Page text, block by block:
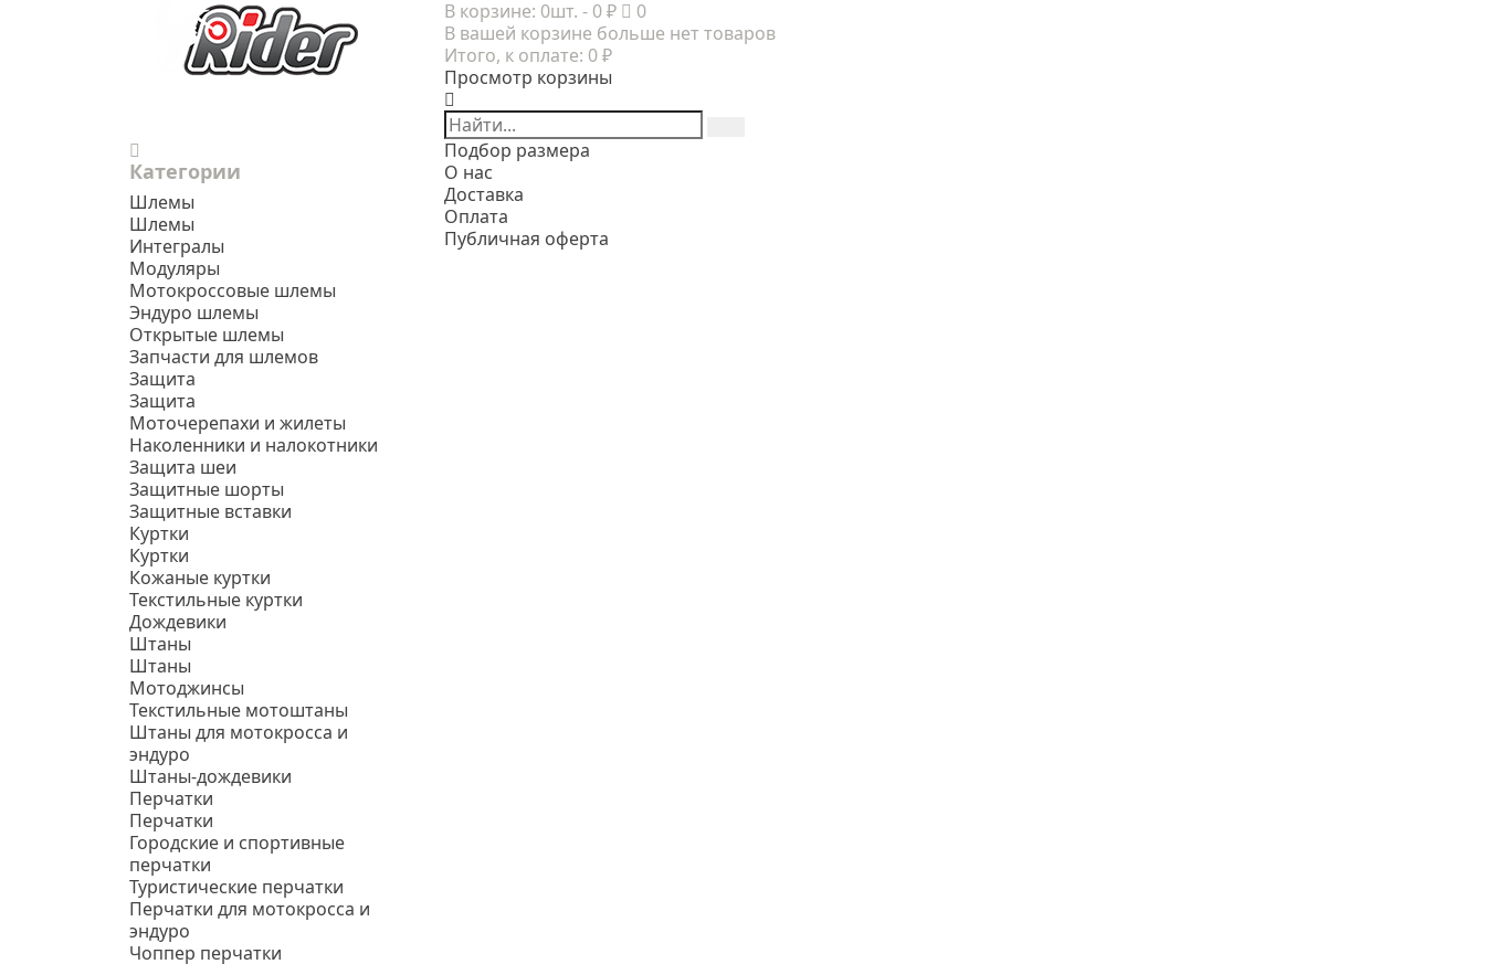
В корзине: 0шт. - 0 ₽
0
В вашей корзине больше нет товаров
Итого, к оплате: 0 ₽
Просмотр корзины
Категории
Шлемы
Шлемы
Интегралы
Модуляры
Мотокроссовые шлемы
Эндуро шлемы
Открытые шлемы
Запчасти для шлемов
Защита
Защита
Моточерепахи и жилеты
Наколенники и налокотники
Защита шеи
Защитные шорты
Защитные вставки
Куртки
Куртки
Кожаные куртки
Текстильные куртки
Дождевики
Штаны
Штаны
Мотоджинсы
Текстильные мотоштаны
Штаны для мотокросса и
эндуро
Штаны-дождевики
Перчатки
Перчатки
Городские и спортивные
перчатки
Туристические перчатки
Перчатки для мотокросса и
эндуро
Чоппер перчатки
Подбор размера
О нас
Доставка
Оплата
Публичная оферта